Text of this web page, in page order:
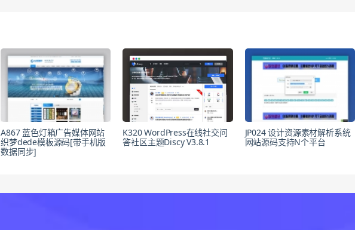
A867 蓝色灯箱广告媒体网站
织梦dede模板源码[带手机版
数据同步]
K320 WordPress在线社交问
答社区主题Discy V3.8.1
JP024 设计资源素材解析系统
网站源码支持N个平台